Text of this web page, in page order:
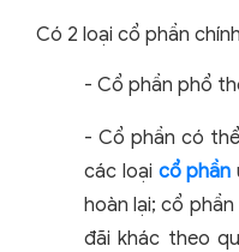
Có 2 loại cổ phần
- Cổ phần phổ
- Cổ phần có
các loại cổ phần
hoàn lại; cổ
đãi khác theo